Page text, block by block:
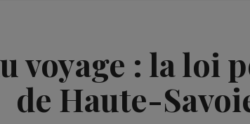
voyage : la loi
de Haute-